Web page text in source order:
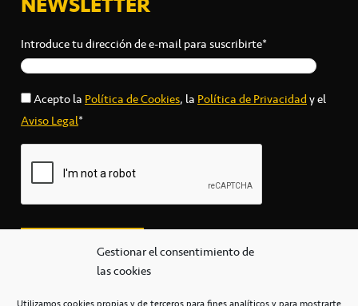
Gestionar el consentimiento de
las cookies
Introduce tu dirección de e-mail para suscribirte*
Acepto laPolítica de Cookies, laPolítica de Privacidady el
Aviso Legal*